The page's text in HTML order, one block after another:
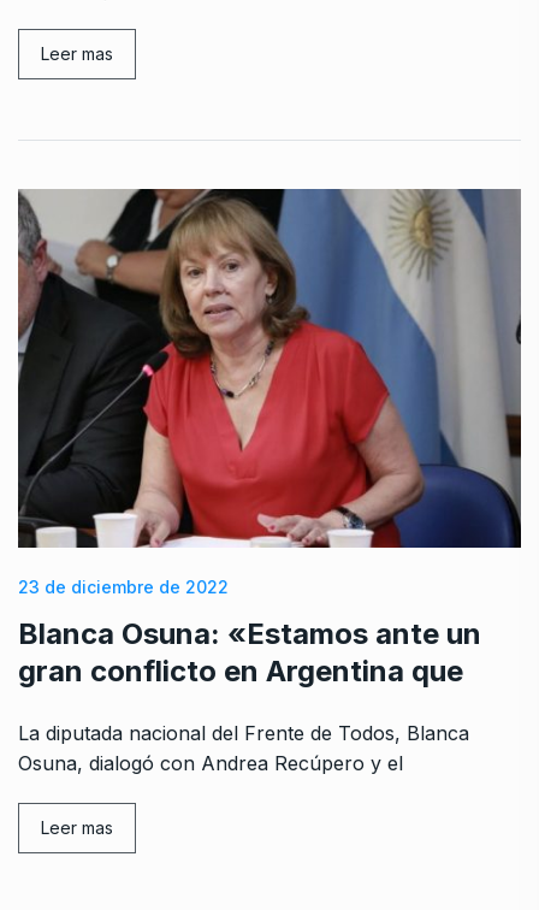
Leer mas
23 de diciembre de 2022
Blanca Osuna: «Estamos ante un
gran conflicto en Argentina que
La diputada nacional del Frente de Todos, Blanca
Osuna, dialogó con Andrea Recúpero y el
Leer mas